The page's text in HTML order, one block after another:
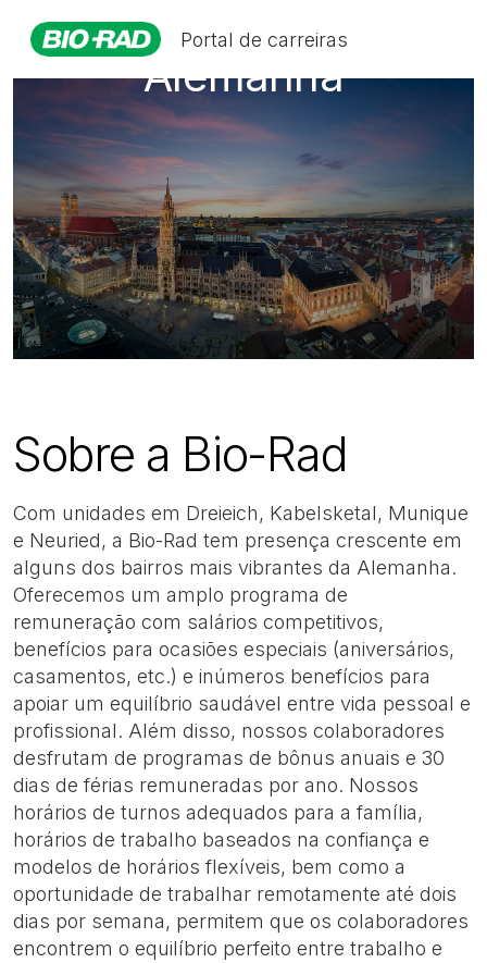
Portal de carreiras
Alemanha
Sobre a Bio-Rad
Com unidades em Dreieich, Kabelsketal, Munique
e Neuried, a Bio-Rad tem presença crescente em
alguns dos bairros mais vibrantes da Alemanha.
Oferecemos um amplo programa de
remuneração com salários competitivos,
benefícios para ocasiões especiais (aniversários,
casamentos, etc.) e inúmeros benefícios para
apoiar um equilíbrio saudável entre vida pessoal e
profissional. Além disso, nossos colaboradores
desfrutam de programas de bônus anuais e 30
dias de férias remuneradas por ano. Nossos
horários de turnos adequados para a família,
horários de trabalho baseados na confiança e
modelos de horários flexíveis, bem como a
oportunidade de trabalhar remotamente até dois
dias por semana, permitem que os colaboradores
encontrem o equilíbrio perfeito entre trabalho e